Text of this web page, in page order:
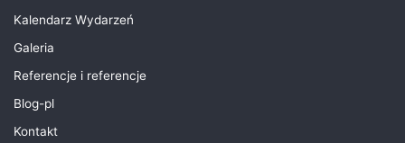
Kalendarz Wydarzeń
Galeria
Referencje i referencje
Blog-pl
Kontakt